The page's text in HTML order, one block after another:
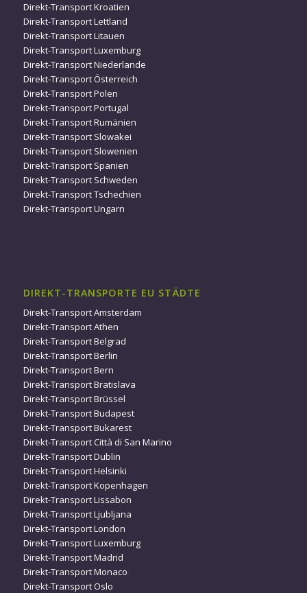
Direkt-Transport Kroatien
Direkt-Transport Lettland
Direkt-Transport Litauen
Direkt-Transport Luxemburg
Direkt-Transport Niederlande
Direkt-Transport Österreich
Direkt-Transport Polen
Direkt-Transport Portugal
Direkt-Transport Rumänien
Direkt-Transport Slowakei
Direkt-Transport Slowenien
Direkt-Transport Spanien
Direkt-Transport Schweden
Direkt-Transport Tschechien
Direkt-Transport Ungarn
DIREKT-TRANSPORTE EU STÄDTE
Direkt-Transport Amsterdam
Direkt-Transport Athen
Direkt-Transport Belgrad
Direkt-Transport Berlin
Direkt-Transport Bern
Direkt-Transport Bratislava
Direkt-Transport Brüssel
Direkt-Transport Budapest
Direkt-Transport Bukarest
Direkt-Transport Città di San Marino
Direkt-Transport Dublin
Direkt-Transport Helsinki
Direkt-Transport Kopenhagen
Direkt-Transport Lissabon
Direkt-Transport Ljubljana
Direkt-Transport London
Direkt-Transport Luxemburg
Direkt-Transport Madrid
Direkt-Transport Monaco
Direkt-Transport Oslo